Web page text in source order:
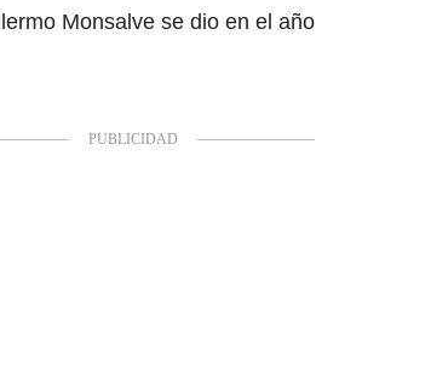
Monsalve se dio en el año